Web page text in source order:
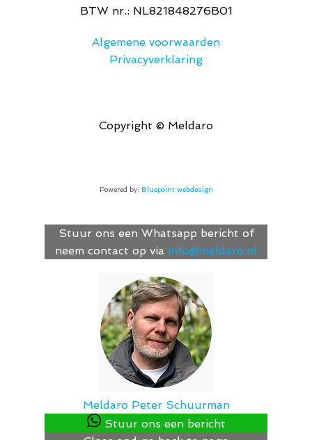
Copyright © Meldaro
Powered by: Bluepoint webdesign
Stuur ons een Whatsapp bericht of
neem contact op via info@meldaro.nl
Meldaro Peter Schuurman
Stuur ons een bericht
BTW nr.: NL821848276B01
Algemene voorwaarden
Privacyverklaring